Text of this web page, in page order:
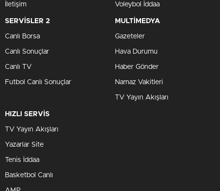
İletişim Voleybol İddaa
SERVİSLER 2
Canlı Borsa
Canlı Sonuçlar
Canlı TV
Futbol Canlı Sonuçlar
MULTİMEDYA
Gazeteler
Hava Durumu
Haber Gönder
Namaz Vakitleri
TV Yayın Akışları
HIZLI SERVİS
TV Yayın Akışları
Yazarlar Site
Tenis İddaa
Basketbol Canlı